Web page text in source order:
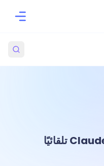
كيفية إنشاء مهارات Claude Code تلقائيًا